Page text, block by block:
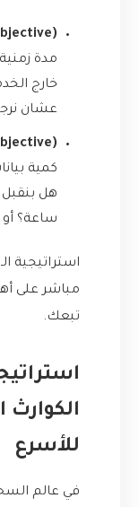
مدة
خارج
عشان
كمية
ساعة؟ أو
تبعك.
الكوارث
للأسرع
في عالم